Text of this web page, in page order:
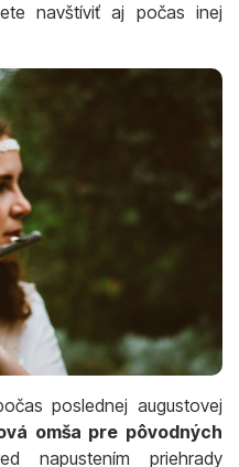
navštíviť aj počas inej
poslednej augustovej
omša pre pôvodných
napustením priehrady